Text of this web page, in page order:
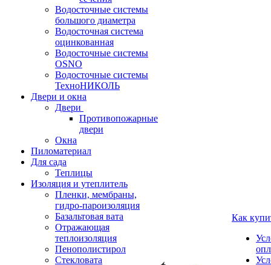
Водосточные системы
большого диаметра
Водосточная система
оцинкованная
Водосточные системы
OSNO
Водосточные системы
ТехноНИКОЛЬ
Двери и окна
Двери
Противопожарные
двери
Окна
Пиломатериал
Для сада
Теплицы
Изоляция и утеплитель
Пленки, мембраны,
гидро-пароизоляция
Базальтовая вата
Отражающая
теплоизоляция
Пенополистирол
Стекловата
Как